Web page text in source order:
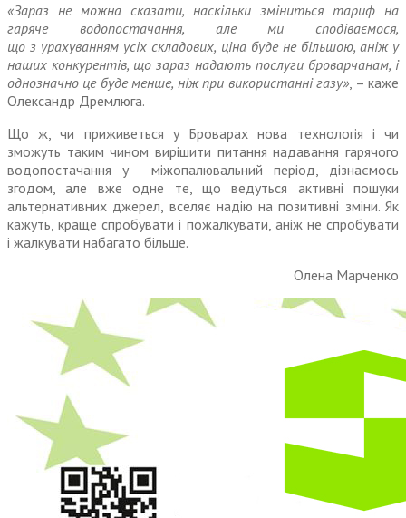
«Зараз не можна сказати, наскільки зміниться тариф на
гаряче водопостачання, але ми сподіваємося,
що з урахуванням усіх складових, ціна буде не більшою, аніж у
наших конкурентів, що зараз надають послуги броварчанам, і
однозначно це буде менше, ніж при використанні газу», – каже
Олександр Дремлюга.
Що ж, чи приживеться у Броварах нова технологія і чи
зможуть таким чином вирішити питання надавання гарячого
водопостачання у міжопалювальний період, дізнаємось
згодом, але вже одне те, що ведуться активні пошуки
альтернативних джерел, вселяє надію на позитивні зміни. Як
кажуть, краще спробувати і пожалкувати, аніж не спробувати
і жалкувати набагато більше.
Олена Марченко